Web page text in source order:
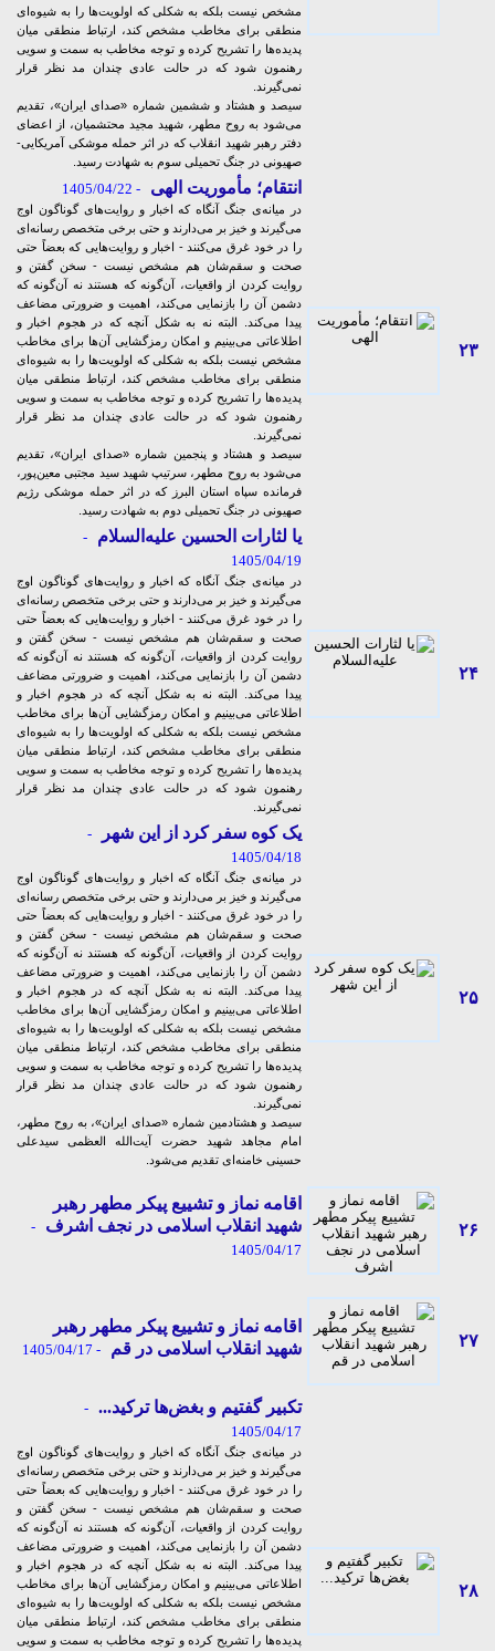
مشخص نیست بلکه به شکلی که اولویت‌ها را به شیوه‌ای
منطقی برای مخاطب مشخص کند، ارتباط منطقی میان
پدیده‌ها را تشریح کرده و توجه مخاطب به سمت و سویی
رهنمون شود که در حالت عادی چندان مد نظر قرار
نمی‌گیرند.
سیصد و هشتاد و ششمین شماره «صدای ایران»، تقدیم
می‌شود به روح مطهر، شهید مجید محتشمیان، از اعضای
دفتر رهبر شهید انقلاب که در اثر حمله موشکی آمریکایی-
صهیونی در جنگ تحمیلی سوم به شهادت رسید.
۲۳
انتقام؛ مأموریت الهی - 1405/04/22
در میانه‌ی جنگ آنگاه که اخبار و روایت‌های گوناگون اوج
می‌گیرند و خیز بر می‌دارند و حتی برخی متخصص رسانه‌ای
را در خود غرق می‌کنند - اخبار و روایت‌هایی که بعضاً حتی
صحت و سقم‌شان هم مشخص نیست - سخن گفتن و
روایت کردن از واقعیات، آن‌گونه که هستند نه آن‌گونه که
دشمن آن را بازنمایی می‌کند، اهمیت و ضرورتی مضاعف
پیدا می‌کند. البته نه به شکل آنچه که در هجوم اخبار و
اطلاعاتی می‌بینیم و امکان رمزگشایی‌ آن‌ها برای مخاطب
مشخص نیست بلکه به شکلی که اولویت‌ها را به شیوه‌ای
منطقی برای مخاطب مشخص کند، ارتباط منطقی میان
پدیده‌ها را تشریح کرده و توجه مخاطب به سمت و سویی
رهنمون شود که در حالت عادی چندان مد نظر قرار
نمی‌گیرند.
سیصد و هشتاد و پنجمین شماره «صدای ایران»، تقدیم
می‌شود به روح مطهر، سرتیپ شهید سید مجتبی معین‌پور،
فرمانده سپاه استان البرز که در اثر حمله موشکی رژیم
صهیونی در جنگ تحمیلی دوم به شهادت رسید.
۲۴
یا لثارات الحسین علیه‌السلام
-
1405/04/19
در میانه‌ی جنگ آنگاه که اخبار و روایت‌های گوناگون اوج
می‌گیرند و خیز بر می‌دارند و حتی برخی متخصص رسانه‌ای
را در خود غرق می‌کنند - اخبار و روایت‌هایی که بعضاً حتی
صحت و سقم‌شان هم مشخص نیست - سخن گفتن و
روایت کردن از واقعیات، آن‌گونه که هستند نه آن‌گونه که
دشمن آن را بازنمایی می‌کند، اهمیت و ضرورتی مضاعف
پیدا می‌کند. البته نه به شکل آنچه که در هجوم اخبار و
اطلاعاتی می‌بینیم و امکان رمزگشایی‌ آن‌ها برای مخاطب
مشخص نیست بلکه به شکلی که اولویت‌ها را به شیوه‌ای
منطقی برای مخاطب مشخص کند، ارتباط منطقی میان
پدیده‌ها را تشریح کرده و توجه مخاطب به سمت و سویی
رهنمون شود که در حالت عادی چندان مد نظر قرار
نمی‌گیرند.
۲۵
یک کوه سفر کرد از این شهر
-
1405/04/18
در میانه‌ی جنگ آنگاه که اخبار و روایت‌های گوناگون اوج
می‌گیرند و خیز بر می‌دارند و حتی برخی متخصص رسانه‌ای
را در خود غرق می‌کنند - اخبار و روایت‌هایی که بعضاً حتی
صحت و سقم‌شان هم مشخص نیست - سخن گفتن و
روایت کردن از واقعیات، آن‌گونه که هستند نه آن‌گونه که
دشمن آن را بازنمایی می‌کند، اهمیت و ضرورتی مضاعف
پیدا می‌کند. البته نه به شکل آنچه که در هجوم اخبار و
اطلاعاتی می‌بینیم و امکان رمزگشایی‌ آن‌ها برای مخاطب
مشخص نیست بلکه به شکلی که اولویت‌ها را به شیوه‌ای
منطقی برای مخاطب مشخص کند، ارتباط منطقی میان
پدیده‌ها را تشریح کرده و توجه مخاطب به سمت و سویی
رهنمون شود که در حالت عادی چندان مد نظر قرار
نمی‌گیرند.
سیصد و هشتادمین شماره «صدای ایران»، به روح مطهر،
امام مجاهد شهید حضرت آیت‌الله العظمی سیدعلی
حسینی خامنه‌ای تقدیم می‌شود.
۲۶
اقامه نماز و تشییع پیکر مطهر رهبر
شهید انقلاب اسلامی در نجف اشرف
-
1405/04/17
۲۷
اقامه نماز و تشییع پیکر مطهر رهبر
شهید انقلاب اسلامی در قم
- 1405/04/17
۲۸
تکبیر گفتیم و بغض‌ها ترکید... -
1405/04/17
در میانه‌ی جنگ آنگاه که اخبار و روایت‌های گوناگون اوج
می‌گیرند و خیز بر می‌دارند و حتی برخی متخصص رسانه‌ای
را در خود غرق می‌کنند - اخبار و روایت‌هایی که بعضاً حتی
صحت و سقم‌شان هم مشخص نیست - سخن گفتن و
روایت کردن از واقعیات، آن‌گونه که هستند نه آن‌گونه که
دشمن آن را بازنمایی می‌کند، اهمیت و ضرورتی مضاعف
پیدا می‌کند. البته نه به شکل آنچه که در هجوم اخبار و
اطلاعاتی می‌بینیم و امکان رمزگشایی‌ آن‌ها برای مخاطب
مشخص نیست بلکه به شکلی که اولویت‌ها را به شیوه‌ای
منطقی برای مخاطب مشخص کند، ارتباط منطقی میان
پدیده‌ها را تشریح کرده و توجه مخاطب به سمت و سویی